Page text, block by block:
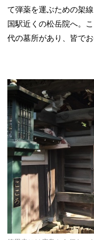
て弾薬を運ぶための架
国駅近くの松岳院へ。
代の墓所があり、皆でお